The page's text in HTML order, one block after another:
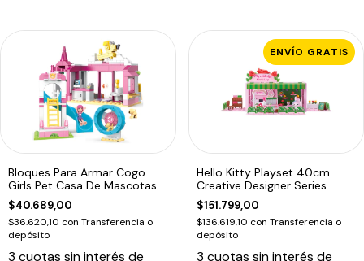
Bloques Para Armar Cogo
Girls Pet Casa De Mascotas
244 Pzs
$40.689,00
$36.620,10 con Transferencia o
depósito
3 cuotas sin interés de
ENVÍO GRATIS
Hello Kitty Playset 40cm
Creative Designer Series
Floreria
$151.799,00
$136.619,10 con Transferencia o
depósito
3 cuotas sin interés de